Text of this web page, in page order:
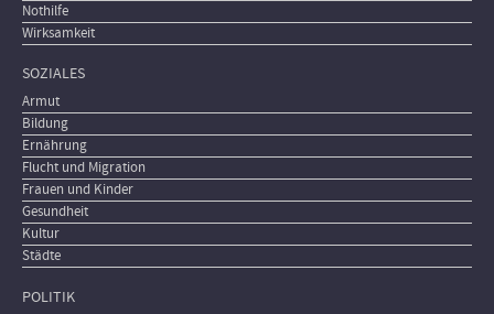
Nothilfe
Wirksamkeit
SOZIALES
Armut
Bildung
Ernährung
Flucht und Migration
Frauen und Kinder
Gesundheit
Kultur
Städte
POLITIK